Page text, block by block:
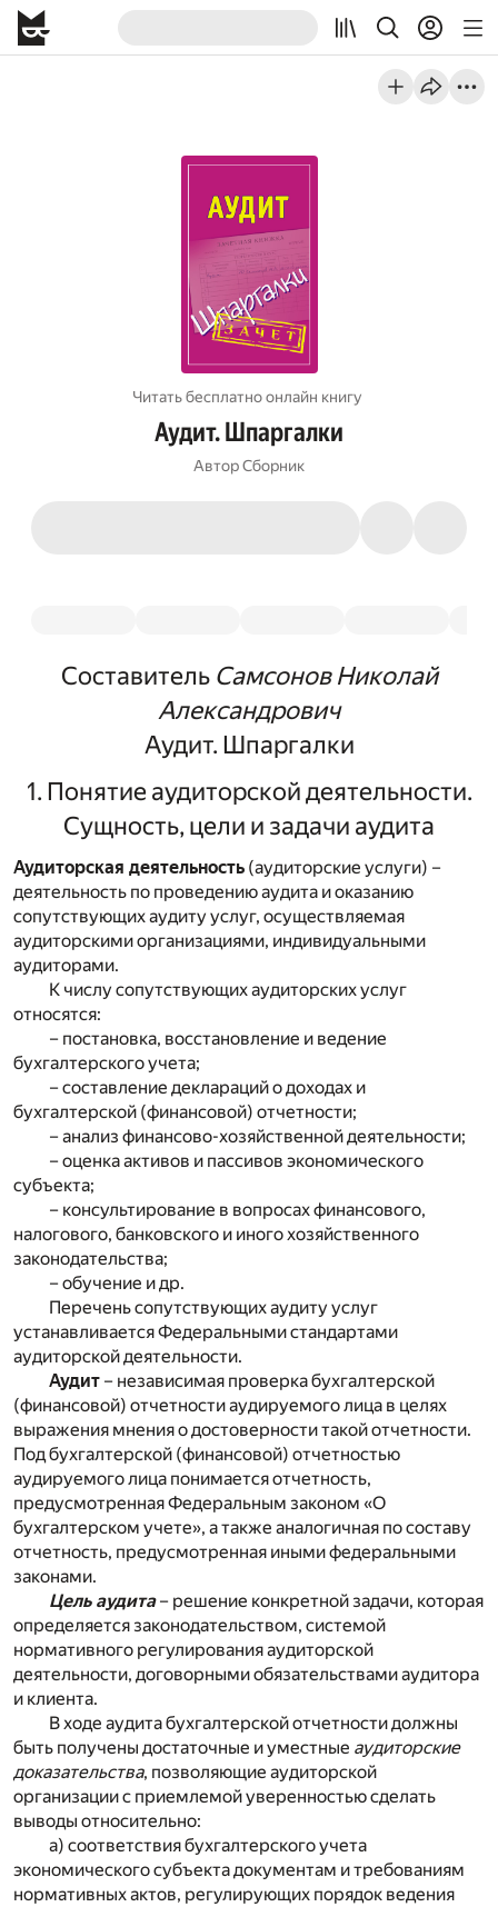
Читать бесплатно онлайн книгу
Аудит. Шпаргалки
АвторCборник
Составитель Самсонов Николай
Александрович
Аудит. Шпаргалки
1. Понятие аудиторской деятельности.
Сущность, цели и задачи аудита
Аудиторская деятельность (аудиторские услуги) –
деятельность по проведению аудита и оказанию
сопутствующих аудиту услуг, осуществляемая
аудиторскими организациями, индивидуальными
аудиторами.
К числу сопутствующих аудиторских услуг
относятся:
– постановка, восстановление и ведение
бухгалтерского учета;
– составление деклараций о доходах и
бухгалтерской (финансовой) отчетности;
– анализ финансово-хозяйственной деятельности;
– оценка активов и пассивов экономического
субъекта;
– консультирование в вопросах финансового,
налогового, банковского и иного хозяйственного
законодательства;
– обучение и др.
Перечень сопутствующих аудиту услуг
устанавливается Федеральными стандартами
аудиторской деятельности.
Аудит – независимая проверка бухгалтерской
(финансовой) отчетности аудируемого лица в целях
выражения мнения о достоверности такой отчетности.
Под бухгалтерской (финансовой) отчетностью
аудируемого лица понимается отчетность,
предусмотренная Федеральным законом «О
бухгалтерском учете», а также аналогичная по составу
отчетность, предусмотренная иными федеральными
законами.
Цель аудита– решение конкретной задачи, которая
определяется законодательством, системой
нормативного регулирования аудиторской
деятельности, договорными обязательствами аудитора
и клиента.
В ходе аудита бухгалтерской отчетности должны
быть получены достаточные и уместные аудиторские
доказательства, позволяющие аудиторской
организации с приемлемой уверенностью сделать
выводы относительно:
а) соответствия бухгалтерского учета
экономического субъекта документам и требованиям
нормативных актов, регулирующих порядок ведения